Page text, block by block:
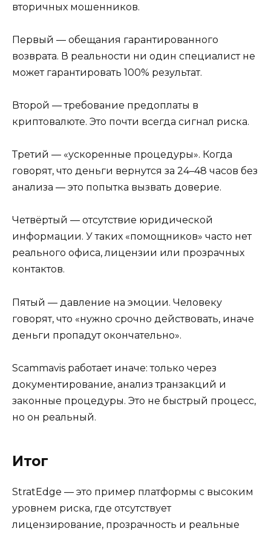
вторичных мошенников.
Первый — обещания гарантированного
возврата. В реальности ни один специалист не
может гарантировать 100% результат.
Второй — требование предоплаты в
криптовалюте. Это почти всегда сигнал риска.
Третий — «ускоренные процедуры». Когда
говорят, что деньги вернутся за 24–48 часов без
анализа — это попытка вызвать доверие.
Четвёртый — отсутствие юридической
информации. У таких «помощников» часто нет
реального офиса, лицензии или прозрачных
контактов.
Пятый — давление на эмоции. Человеку
говорят, что «нужно срочно действовать, иначе
деньги пропадут окончательно».
Scammavis работает иначе: только через
документирование, анализ транзакций и
законные процедуры. Это не быстрый процесс,
но он реальный.
Итог
StratEdge — это пример платформы с высоким
уровнем риска, где отсутствует
лицензирование, прозрачность и реальные